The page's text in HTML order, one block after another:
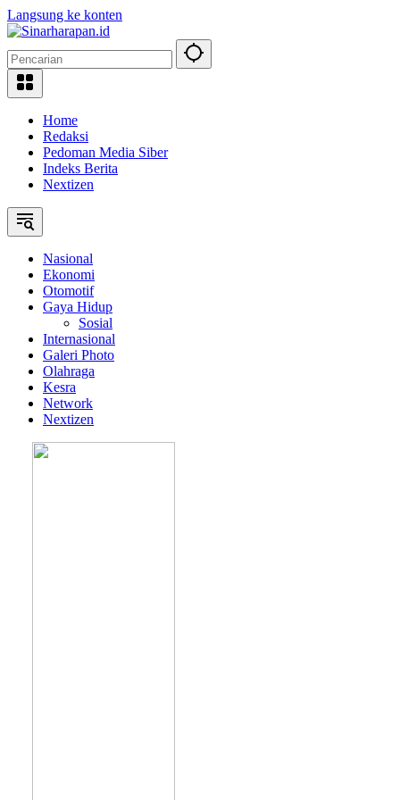
Langsung ke konten
Home
Redaksi
Pedoman Media Siber
Indeks Berita
Nextizen
Nasional
Ekonomi
Otomotif
Gaya Hidup
Sosial
Internasional
Galeri Photo
Olahraga
Kesra
Network
Nextizen